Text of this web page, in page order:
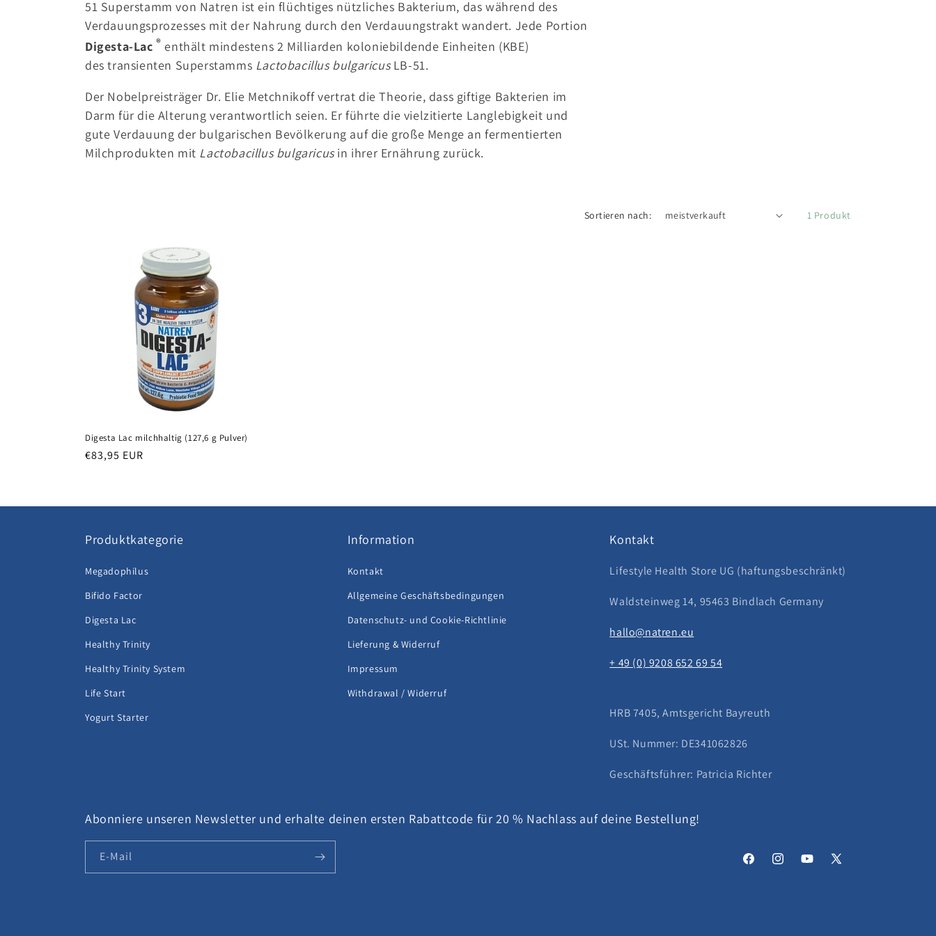
o
r
i
e
51 Superstamm von Natren ist ein flüchtiges nützliches Bakterium, das während des
Verdauungsprozesses mit der Nahrung durch den Verdauungstrakt wandert. Jede Portion
Digesta-Lac ® enthält mindestens 2 Milliarden koloniebildende Einheiten (KBE)
des transienten Superstamms Lactobacillus bulgaricusLB-51.
Der Nobelpreisträger Dr. Elie Metchnikoff vertrat die Theorie, dass giftige Bakterien im
Darm für die Alterung verantwortlich seien. Er führte die vielzitierte Langlebigkeit und
gute Verdauung der bulgarischen Bevölkerung auf die große Menge an fermentierten
Milchprodukten mit Lactobacillus bulgaricusin ihrer Ernährung zurück.
Sortieren nach: 1 Produkt
Digesta Lac milchhaltig (127,6 g Pulver)
Normaler
€83,95 EUR
Produktkategorie
Megadophilus
Bifido Factor
Digesta Lac
Healthy Trinity
Healthy Trinity System
Life Start
Yogurt Starter
Information
Kontakt
Allgemeine Geschäftsbedingungen
Datenschutz- und Cookie-Richtlinie
Lieferung & Widerruf
Impressum
Withdrawal / Widerruf
Kontakt
Lifestyle Health Store UG (haftungsbeschränkt)
Waldsteinweg 14, 95463 Bindlach Germany
hallo@natren.eu
+ 49 (0) 9208 652 69 54
HRB 7405, Amtsgericht Bayreuth
USt. Nummer: DE341062826
Geschäftsführer: Patricia Richter
Abonniere unseren Newsletter und erhalte deinen ersten Rabattcode für 20 % Nachlass auf deine Bestellung!
E-Mail
FacebookInstagramYouTube
X